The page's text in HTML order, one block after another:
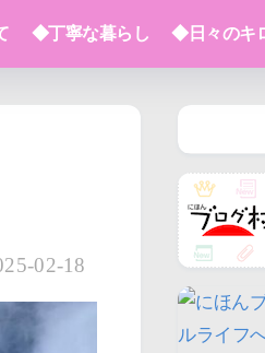
◆丁寧な暮らし ◆日々のキ
02-18